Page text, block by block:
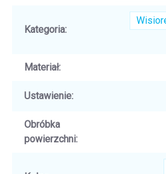
Kategoria:
Materiał:
Ustawienie:
Obróbka
powierzchni: